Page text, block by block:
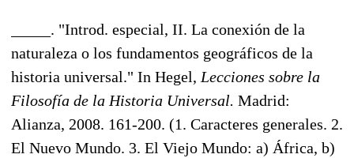
_____. "Introd. especial, II. La conexión de la
naturaleza o los fundamentos geográficos de la
historia universal." In Hegel, Lecciones sobre la
Filosofía de la Historia Universal. Madrid:
Alianza, 2008. 161-200. (1. Caracteres generales. 2.
El Nuevo Mundo. 3. El Viejo Mundo: a) África, b)